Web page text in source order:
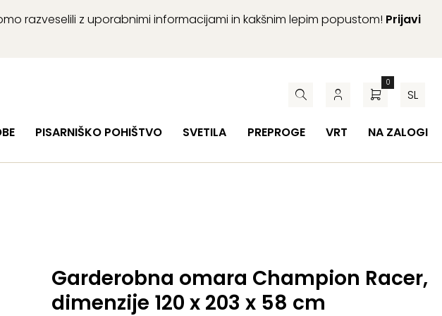
razveselili z uporabnimi informacijami in kakšnim lepim popustom! Prijavi
0
SL
PISARNIŠKO POHIŠTVO SVETILA PREPROGE VRT NA ZALOGI
Garderobna omara Champion Racer,
dimenzije 120 x 203 x 58 cm